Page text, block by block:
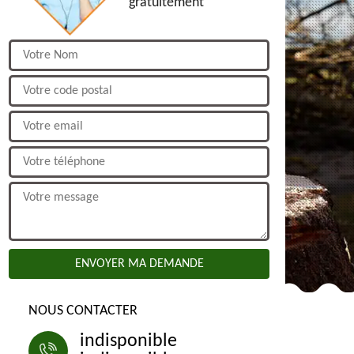
NOUS CONTACTER
indisponible